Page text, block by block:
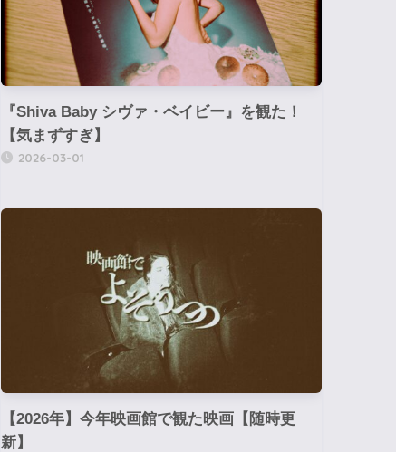
『Shiva Baby シヴァ・ベイビー』を観た！
【気まずすぎ】
2026-03-01
【2026年】今年映画館で観た映画【随時更
新】